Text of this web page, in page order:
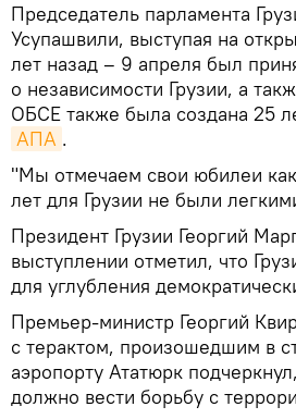
Председатель парламента
Усупашвили, выступая на
лет назад – 9 апреля был
о независимости Грузии, а
ОБСЕ также была создана 25
АПА .
"Мы отмечаем свои юбилеи
лет для Грузии не были
Президент Грузии Георгий
выступлении отметил, что
для углубления
Премьер-министр Георгий
с терактом, произошедшим в
аэропорту Ататюрк
должно вести борьбу с